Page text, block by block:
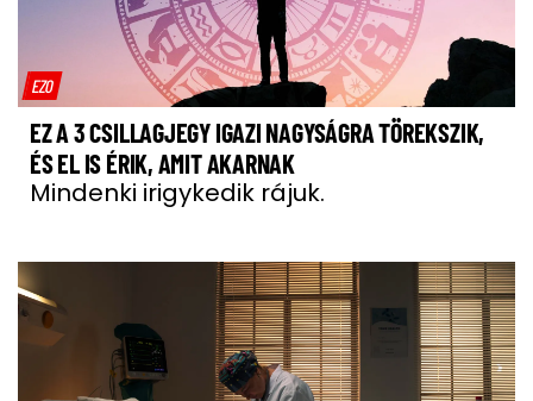
EZO
EZ A 3 CSILLAGJEGY IGAZI NAGYSÁGRA TÖREKSZIK,
ÉS EL IS ÉRIK, AMIT AKARNAK
Mindenki irigykedik rájuk.